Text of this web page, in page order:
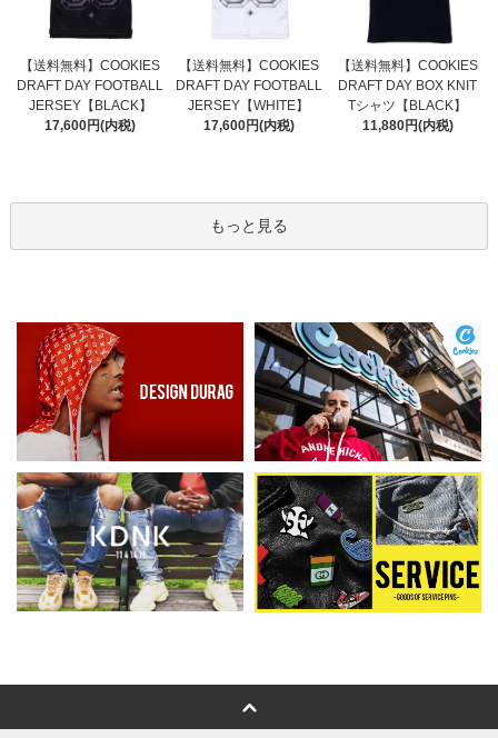
【送料無料】COOKIES
DRAFT DAY FOOTBALL
JERSEY【BLACK】
17,600円(内税)
【送料無料】COOKIES
DRAFT DAY FOOTBALL
JERSEY【WHITE】
17,600円(内税)
【送料無料】COOKIES
DRAFT DAY BOX KNIT
Tシャツ【BLACK】
11,880円(内税)
もっと見る